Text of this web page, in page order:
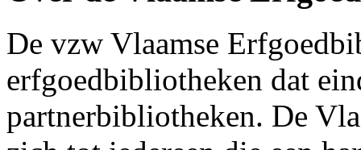
De vzw Vlaamse
erfgoedbibliotheken dat
partnerbibliotheken. De